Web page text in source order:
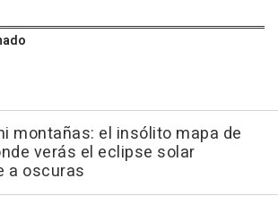
montañas: el insólito mapa de
verás el eclipse solar
a oscuras